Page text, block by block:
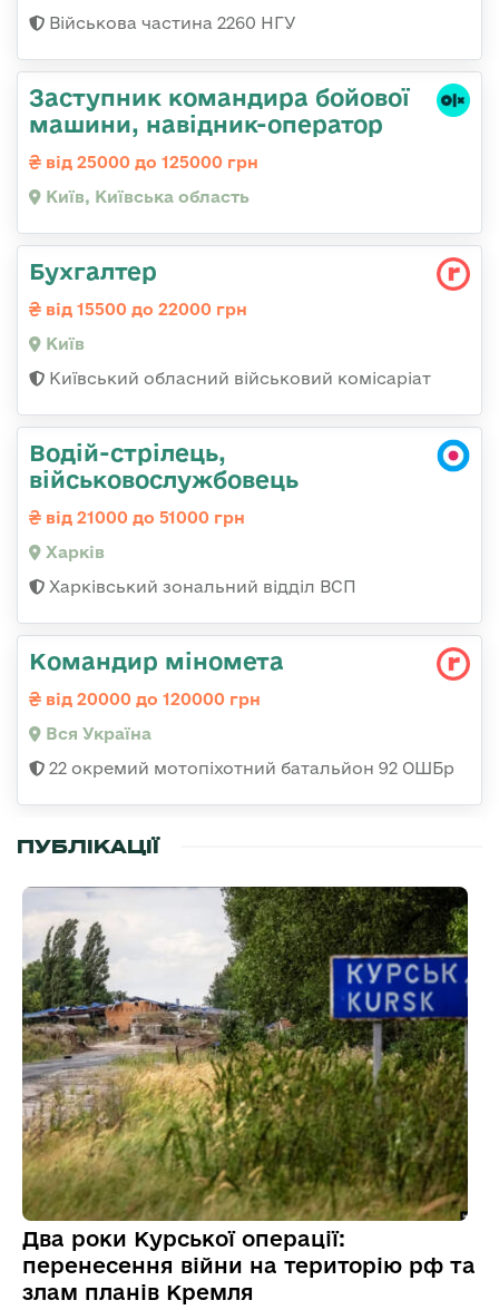
Військова частина 2260 НГУ
Заступник командиpа бойової
машини, навідник-оператор
від 25000 до 125000 грн
Київ, Київська область
Бухгалтер
від 15500 до 22000 грн
Київ
Київський обласний військовий комісаріат
Водій-стрілець,
військовослужбовець
від 21000 до 51000 грн
Харків
Харківський зональний відділ ВСП
Командир міномета
від 20000 до 120000 грн
Вся Україна
22 окремий мотопіхотний батальйон 92 ОШБр
ПУБЛІКАЦІЇ
Два роки Курської операції:
перенесення війни на територію рф та
злам планів Кремля